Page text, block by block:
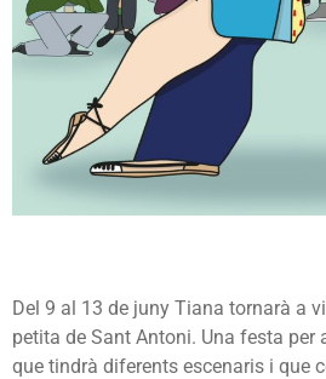
Del 9 al 13 de juny Tiana tornarà a
petita de Sant Antoni. Una festa per
que tindrà diferents escenaris i que